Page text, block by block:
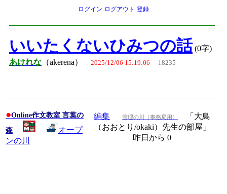
ログイン ログアウト 登録
いいたくないひみつの話 (0字)
あけれな （akerena） 2025/12/06 15:19:06 18235
●Online作文教室 言葉の
森
オープ
ンの川
編集 管理の川（事務局用）
「大鳥
（おおとり/okaki）先生の部屋」
昨日から 0